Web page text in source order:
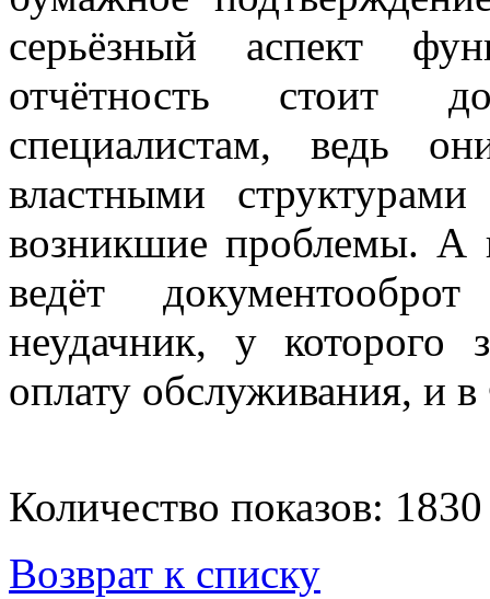
серьёзный аспект
отчётность стоит
специалистам, ведь
властными
возникшие проблемы. А
ведёт
неудачник, у которого
оплату обслуживания, и
Количество показов: 1830
Возврат к списку